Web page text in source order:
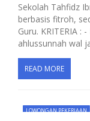
Sekolah Tahfidz
berbasis fitroh,
Guru. KRITERIA :
ahlussunnah wal
READ MORE
LOWONGAN PEKERJAAN